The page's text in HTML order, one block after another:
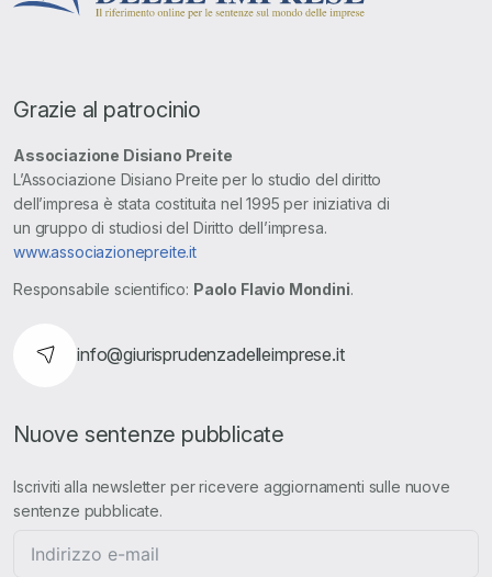
Grazie al patrocinio
Associazione Disiano Preite
L’Associazione Disiano Preite per lo studio del diritto
dell’impresa è stata costituita nel 1995 per iniziativa di
un gruppo di studiosi del Diritto dell’impresa.
www.associazionepreite.it
Responsabile scientifico: Paolo Flavio Mondini.
info@giurisprudenzadelleimprese.it
Nuove sentenze pubblicate
Iscriviti alla newsletter per ricevere aggiornamenti sulle nuove
sentenze pubblicate.